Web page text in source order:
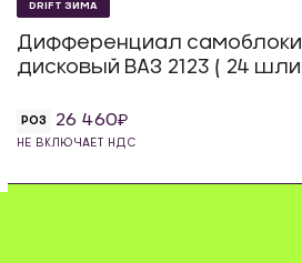
DRIFT ЗИМА
Дифференциал
дисковый ВАЗ 2123 ( 24
РОЗ 26 460
НЕ ВКЛЮЧАЕТ НДС